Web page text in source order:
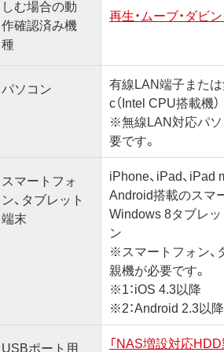
しむ場合の動
作確認済み機
種
再生・ムーブ・ダビ
パソコン
有線LAN端子また
c（Intel CPU搭載機）
※無線LAN対応パソ
要です。
スマートフォ
ン、タブレット
端末
iPhone、iPad、iPad
Android搭載のスマ
Windows 8タブレッ
ン
※スマートフォン、
親機が必要です。
※1：iOS 4.3以降
※2：Android 2.3以降
USBポート用
「NAS増設対応